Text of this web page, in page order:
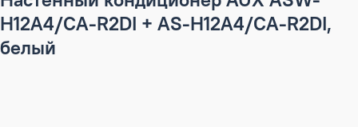
H12A4/CA-R2DI + AS-H12A4/CA-R2DI,
белый